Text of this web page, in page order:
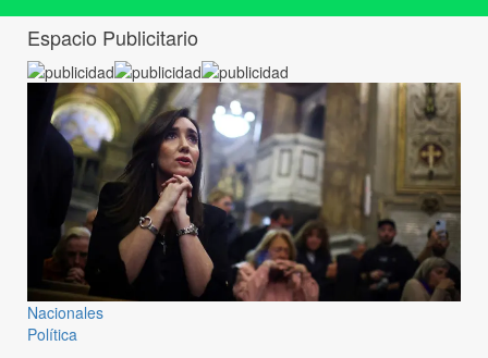
Espacio Publicitario
Nacionales
Política